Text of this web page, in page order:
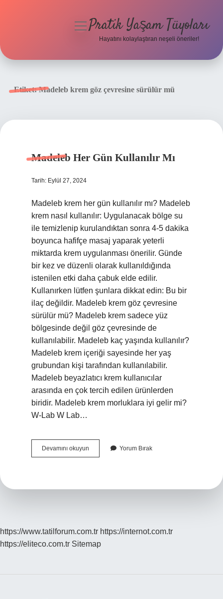
menüyü
Pratik Yaşam Tüyoları
Hayatını kolaylaştıran neşeli öneriler!
Etiket:Madeleb krem göz çevresine sürülür mü
Madeleb Her Gün Kullanılır Mı
Tarih: Eylül 27, 2024
Madeleb krem her gün kullanılır mı? Madeleb
krem ​​nasıl kullanılır: Uygulanacak bölge su
ile temizlenip kurulandıktan sonra 4-5 dakika
boyunca hafifçe masaj yaparak yeterli
miktarda krem ​​uygulanması önerilir. Günde
bir kez ve düzenli olarak kullanıldığında
istenilen etki daha çabuk elde edilir.
Kullanırken lütfen şunlara dikkat edin: Bu bir
ilaç değildir. Madeleb krem göz çevresine
sürülür mü? Madeleb krem ​​sadece yüz
bölgesinde değil göz çevresinde de
kullanılabilir. Madeleb kaç yaşında kullanılır?
Madeleb krem ​​içeriği sayesinde her yaş
grubundan kişi tarafından kullanılabilir.
Madeleb beyazlatıcı krem ​​kullanıcılar
arasında en çok tercih edilen ürünlerden
biridir. Madeleb krem morluklara iyi gelir mi?
W-Lab W Lab…
Devamını okuyun Madeleb
Her
Yorum Bırak
https://www.tatilforum.com.tr https://internot.com.tr
https://eliteco.com.tr Sitemap